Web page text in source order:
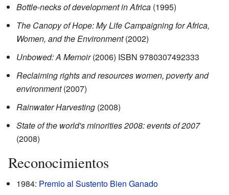
Bottle-necks of development in Africa (1995)
The Canopy of Hope: My Life Campaigning for Africa,
Women, and the Environment(2002)
Unbowed: A Memoir(2006) ISBN 9780307492333
Reclaiming rights and resources women, poverty and
environment(2007)
Rainwater Harvesting (2008)
State of the world's minorities 2008: events of 2007
(2008)
Reconocimientos
1984: Premio al Sustento Bien Ganado